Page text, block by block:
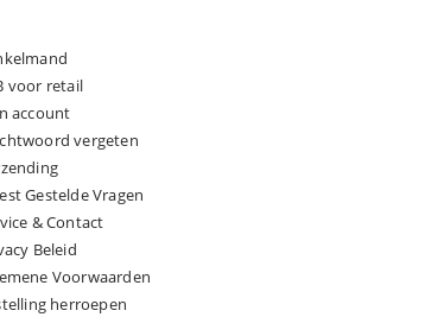
voor retail
account
vergeten
Gestelde Vragen
& Contact
Beleid
Voorwaarden
herroepen